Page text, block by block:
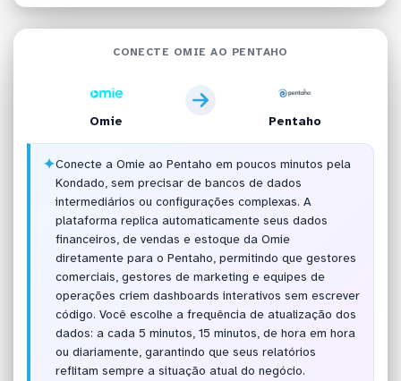
CONECTE OMIE AO PENTAHO
Omie Pentaho
✦Conecte a Omie ao Pentaho em poucos minutos pela
Kondado, sem precisar de bancos de dados
intermediários ou configurações complexas. A
plataforma replica automaticamente seus dados
financeiros, de vendas e estoque da Omie
diretamente para o Pentaho, permitindo que gestores
comerciais, gestores de marketing e equipes de
operações criem dashboards interativos sem escrever
código. Você escolhe a frequência de atualização dos
dados: a cada 5 minutos, 15 minutos, de hora em hora
ou diariamente, garantindo que seus relatórios
reflitam sempre a situação atual do negócio.